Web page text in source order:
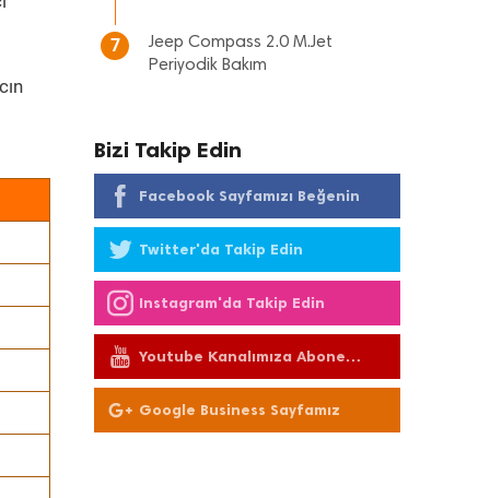
7
Jeep Compass 2.0 M.Jet
Periyodik Bakım
Bizi Takip Edin
Facebook Sayfamızı Beğenin
Twitter'da Takip Edin
Instagram'da Takip Edin
Youtube Kanalımıza Abone
Olun
Google Business Sayfamız